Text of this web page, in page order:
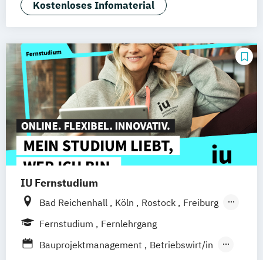
General Management
Projektmanagement &
Sales Management
Kostenloses Infomaterial
IU Fernstudium
Bad Reichenhall Köln Rostock
Freiburg
Kiel
Frankfurt am Main
Deggendorf Karlsruhe Kassel
Fernstudium
Fernlehrgang
Bauprojektmanagement
Betriebswirt/in